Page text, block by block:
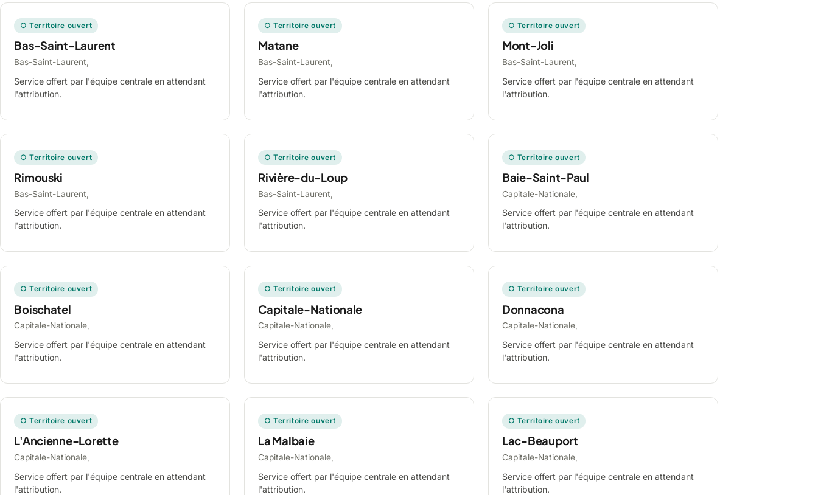
○ Territoire ouvert
Bas-Saint-Laurent
Bas-Saint-Laurent,
Service offert par l'équipe centrale en attendant
l'attribution.
○ Territoire ouvert
Matane
Bas-Saint-Laurent,
Service offert par l'équipe centrale en attendant
l'attribution.
○ Territoire ouvert
Mont-Joli
Bas-Saint-Laurent,
Service offert par l'équipe centrale en attendant
l'attribution.
○ Territoire ouvert
Rimouski
Bas-Saint-Laurent,
Service offert par l'équipe centrale en attendant
l'attribution.
○ Territoire ouvert
Rivière-du-Loup
Bas-Saint-Laurent,
Service offert par l'équipe centrale en attendant
l'attribution.
○ Territoire ouvert
Baie-Saint-Paul
Capitale-Nationale,
Service offert par l'équipe centrale en attendant
l'attribution.
○ Territoire ouvert
Boischatel
Capitale-Nationale,
Service offert par l'équipe centrale en attendant
l'attribution.
○ Territoire ouvert
Capitale-Nationale
Capitale-Nationale,
Service offert par l'équipe centrale en attendant
l'attribution.
○ Territoire ouvert
Donnacona
Capitale-Nationale,
Service offert par l'équipe centrale en attendant
l'attribution.
○ Territoire ouvert
L'Ancienne-Lorette
Capitale-Nationale,
Service offert par l'équipe centrale en attendant
l'attribution.
○ Territoire ouvert
La Malbaie
Capitale-Nationale,
Service offert par l'équipe centrale en attendant
l'attribution.
○ Territoire ouvert
Lac-Beauport
Capitale-Nationale,
Service offert par l'équipe centrale en attendant
l'attribution.